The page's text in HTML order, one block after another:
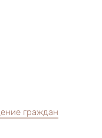
граждан